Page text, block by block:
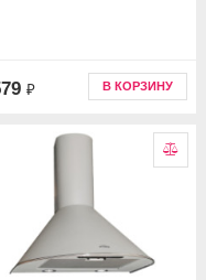
₽ В КОРЗИНУ